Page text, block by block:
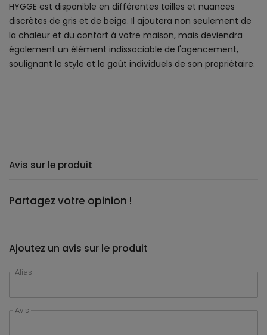
HYGGE est disponible en différentes tailles et nuances
discrètes de gris et de beige. Il ajoutera non seulement de
la chaleur et du confort à votre maison, mais deviendra
également un élément indissociable de l'agencement,
soulignant le style et le goût individuels de son propriétaire.
Avis sur le produit
Partagez votre opinion !
Ajoutez un avis sur le produit
Alias
Avis